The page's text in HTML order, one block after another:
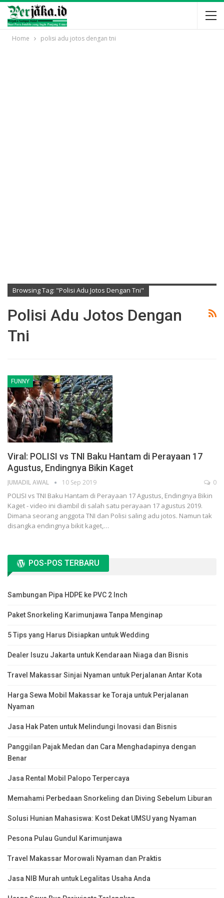
Home polisi adu jotos dengan tni
Browsing Tag: "polisi Adu Jotos Dengan Tni"
Polisi Adu Jotos Dengan
Tni
FUNNY
Viral: POLISI vs TNI Baku Hantam di Perayaan 17
Agustus, Endingnya Bikin Kaget
JUMADIL AWAL 10 Sep 2019 0
POLISI vs TNI Baku Hantam di Perayaan 17 Agustus, Endingnya Bikin
Kaget - video ini diambil di salah satu perayaan 17 agustus 2019.
Dimana seorang anggota TNI dan Polisi saling adu jotos. Namun tak
disangka endingnya bikit kaget,…
POS-POS TERBARU
Sambungan Pipa HDPE ke PVC 2 Inch
Paket Snorkeling Karimunjawa Tanpa Menginap
5 Tips yang Harus Disiapkan untuk Wedding
Dealer Isuzu Jakarta untuk Kendaraan Niaga dan Bisnis
Travel Makassar Sinjai Nyaman untuk Perjalanan Antar Kota
Harga Sewa Mobil Makassar ke Toraja untuk Perjalanan
Nyaman
Jasa Hak Paten untuk Melindungi Inovasi dan Bisnis
Panggilan Pajak Medan dan Cara Menghadapinya dengan
Benar
Jasa Rental Mobil Palopo Terpercaya
Memahami Perbedaan Snorkeling dan Diving Sebelum Liburan
Solusi Hunian Mahasiswa: Kost Dekat UMSU yang Nyaman
Pesona Pulau Gundul Karimunjawa
Travel Makassar Morowali Nyaman dan Praktis
Jasa NIB Murah untuk Legalitas Usaha Anda